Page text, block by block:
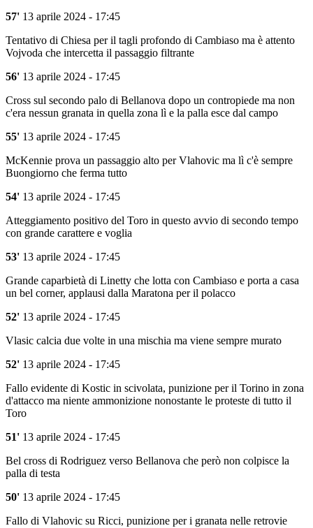
57' 13 aprile 2024 - 17:45
Tentativo di Chiesa per il tagli profondo di Cambiaso ma è attento
Vojvoda che intercetta il passaggio filtrante
56' 13 aprile 2024 - 17:45
Cross sul secondo palo di Bellanova dopo un contropiede ma non
c'era nessun granata in quella zona lì e la palla esce dal campo
55' 13 aprile 2024 - 17:45
McKennie prova un passaggio alto per Vlahovic ma lì c'è sempre
Buongiorno che ferma tutto
54' 13 aprile 2024 - 17:45
Atteggiamento positivo del Toro in questo avvio di secondo tempo
con grande carattere e voglia
53' 13 aprile 2024 - 17:45
Grande caparbietà di Linetty che lotta con Cambiaso e porta a casa
un bel corner, applausi dalla Maratona per il polacco
52' 13 aprile 2024 - 17:45
Vlasic calcia due volte in una mischia ma viene sempre murato
52' 13 aprile 2024 - 17:45
Fallo evidente di Kostic in scivolata, punizione per il Torino in zona
d'attacco ma niente ammonizione nonostante le proteste di tutto il
Toro
51' 13 aprile 2024 - 17:45
Bel cross di Rodriguez verso Bellanova che però non colpisce la
palla di testa
50' 13 aprile 2024 - 17:45
Fallo di Vlahovic su Ricci, punizione per i granata nelle retrovie